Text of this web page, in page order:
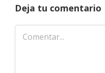
Deja tu comentario
Comentar